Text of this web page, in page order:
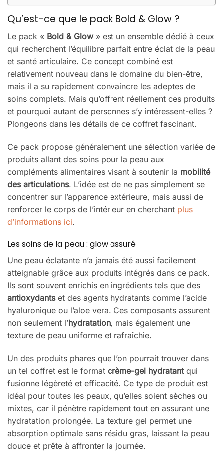
Qu’est-ce que le pack Bold & Glow ?
Le pack « Bold & Glow » est un ensemble dédié à ceux
qui recherchent l’équilibre parfait entre éclat de la peau
et santé articulaire. Ce concept combiné est
relativement nouveau dans le domaine du bien-être,
mais il a su rapidement convaincre les adeptes de
soins complets. Mais qu’offrent réellement ces produits
et pourquoi autant de personnes s’y intéressent-elles ?
Plongeons dans les détails de ce coffret fascinant.
Ce pack propose généralement une sélection variée de
produits allant des soins pour la peau aux
compléments alimentaires visant à soutenir la mobilité
des articulations. L’idée est de ne pas simplement se
concentrer sur l’apparence extérieure, mais aussi de
renforcer le corps de l’intérieur en cherchant plus
d’informations ici.
Les soins de la peau : glow assuré
Une peau éclatante n’a jamais été aussi facilement
atteignable grâce aux produits intégrés dans ce pack.
Ils sont souvent enrichis en ingrédients tels que des
antioxydantset des agents hydratants comme l’acide
hyaluronique ou l’aloe vera. Ces composants assurent
non seulement l’hydratation, mais également une
texture de peau uniforme et rafraîchie.
Un des produits phares que l’on pourrait trouver dans
un tel coffret est le format crème-gel hydratantqui
fusionne légèreté et efficacité. Ce type de produit est
idéal pour toutes les peaux, qu’elles soient sèches ou
mixtes, car il pénètre rapidement tout en assurant une
hydratation prolongée. La texture gel permet une
absorption optimale sans résidu gras, laissant la peau
douce et prête à affronter la journée.